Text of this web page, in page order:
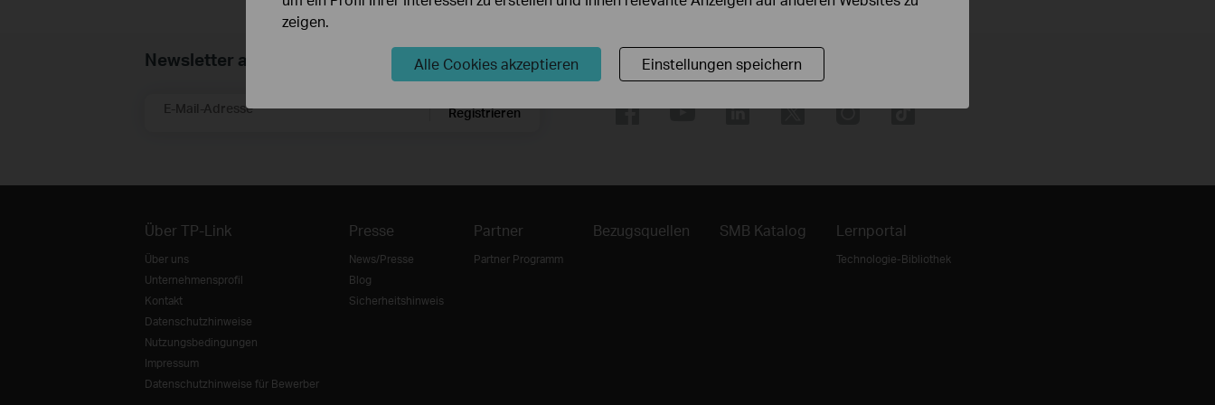
Newsletter abonnieren
E-Mail-Adresse Registrieren
Folge uns
Über TP-Link
Über uns
Unternehmensprofil
Kontakt
Datenschutzhinweise
Nutzungsbedingungen
Impressum
Datenschutzhinweise für Bewerber
Presse
News/Presse
Blog
Sicherheitshinweis
Partner
Partner Programm
Bezugsquellen SMB Katalog Lernportal
Technologie-Bibliothek
zeigen.
Alle Cookies akzeptieren Einstellungen speichern